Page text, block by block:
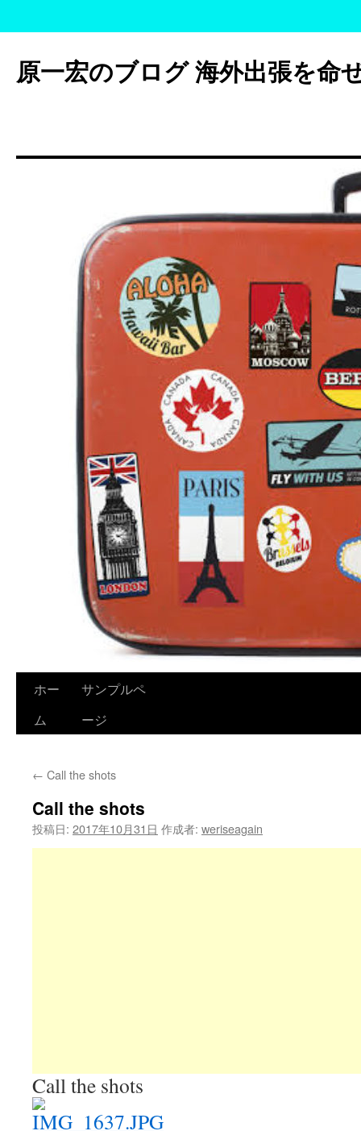
テ
ン
ッ
原一宏のブログ 海外出張を命
ホー
ム
サンプルペ
ージ
← Call the shots
Call the shots
投稿日: 2017年10月31日 作成者: weriseagain
Call the shots